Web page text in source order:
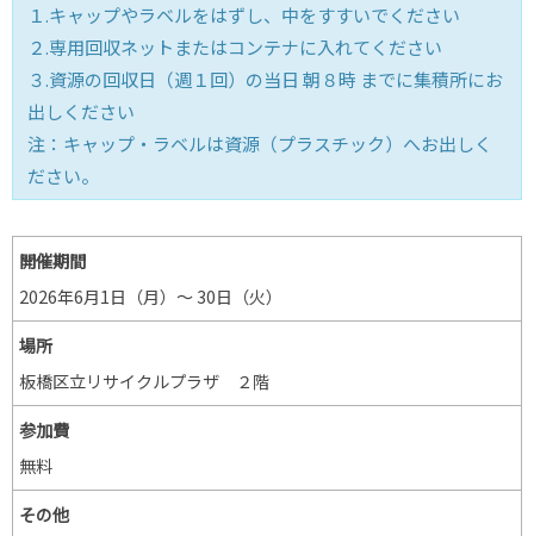
１.キャップやラベルをはずし、中をすすいでください
２.専用回収ネットまたはコンテナに入れてください
３.資源の回収日（週１回）の当日 朝８時 までに集積所にお
出しください
注：キャップ・ラベルは資源（プラスチック）へお出しく
ださい。
開催期間
2026年6月1日（月）～ 30日（火）
場所
板橋区立リサイクルプラザ ２階
参加費
無料
その他